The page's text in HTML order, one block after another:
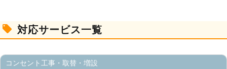
対応サービス一覧
コンセント工事・取替・増設